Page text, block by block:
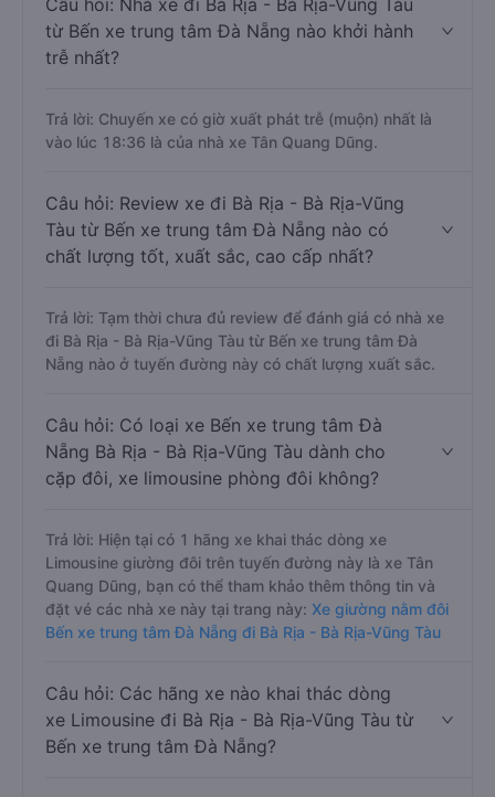
Câu hỏi: Nhà xe đi Bà Rịa - Bà Rịa-Vũng Tàu
từ Bến xe trung tâm Đà Nẵng nào khởi hành
trễ nhất?
Trả lời: Chuyến xe có giờ xuất phát trễ (muộn) nhất là
vào lúc 18:36 là của nhà xe Tân Quang Dũng.
Câu hỏi: Review xe đi Bà Rịa - Bà Rịa-Vũng
Tàu từ Bến xe trung tâm Đà Nẵng nào có
chất lượng tốt, xuất sắc, cao cấp nhất?
Trả lời: Tạm thời chưa đủ review để đánh giá có nhà xe
đi Bà Rịa - Bà Rịa-Vũng Tàu từ Bến xe trung tâm Đà
Nẵng nào ở tuyến đường này có chất lượng xuất sắc.
Câu hỏi: Có loại xe Bến xe trung tâm Đà
Nẵng Bà Rịa - Bà Rịa-Vũng Tàu dành cho
cặp đôi, xe limousine phòng đôi không?
Trả lời: Hiện tại có 1 hãng xe khai thác dòng xe
Limousine giường đôi trên tuyến đường này là xe Tân
Quang Dũng, bạn có thể tham khảo thêm thông tin và
đặt vé các nhà xe này tại trang này: Xe giường nằm đôi
Bến xe trung tâm Đà Nẵng đi Bà Rịa - Bà Rịa-Vũng Tàu
Câu hỏi: Các hãng xe nào khai thác dòng
xe Limousine đi Bà Rịa - Bà Rịa-Vũng Tàu từ
Bến xe trung tâm Đà Nẵng?